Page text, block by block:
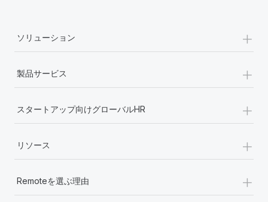
ソリューション +
製品サービス +
スタートアップ向けグローバルHR +
リソース +
Remoteを選ぶ理由 +